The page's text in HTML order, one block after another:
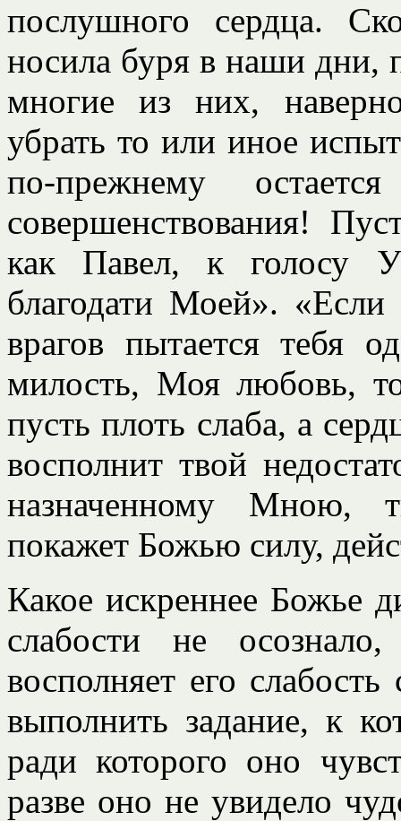
послушного сердца.
носила буря в наши дни,
многие из них,
убрать то или иное
по-прежнему
совершенствования!
как Павел, к голосу
благодати Моей». «Если
врагов пытается тебя
милость, Моя любовь,
пусть плоть слаба, а
восполнит твой
назначенному Мною,
покажет Божью силу,
Какое искреннее Божье
слабости не
восполняет его
выполнить задание, к
ради которого оно
разве оно не увидело